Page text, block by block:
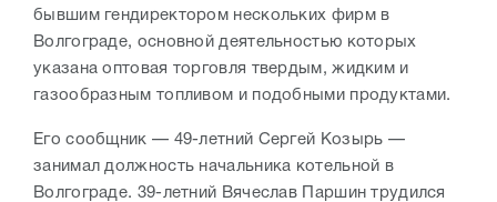
бывшим гендиректором нескольких фирм в
Волгограде, основной деятельностью которых
указана оптовая торговля твердым, жидким и
газообразным топливом и подобными продуктами.
Его сообщник — 49-летний Сергей Козырь —
занимал должность начальника котельной в
Волгограде. 39-летний Вячеслав Паршин трудился